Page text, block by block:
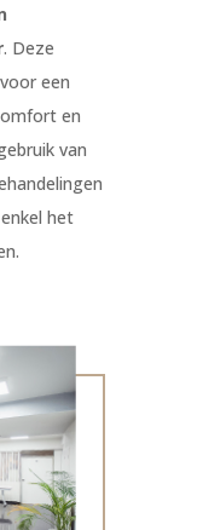
. Deze
een
en
van
het